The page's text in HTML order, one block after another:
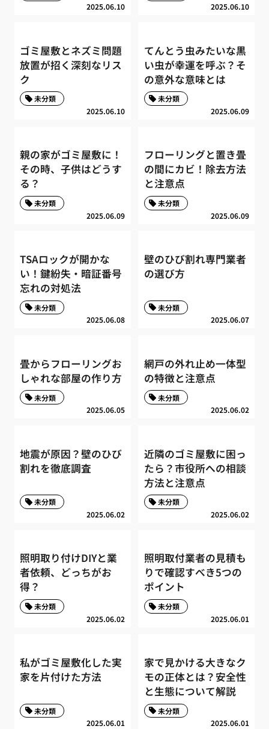
2025.06.10 2025.06.10
ゴミ屋敷とネズミ問題
放置が招く深刻なリス
ク
2025.06.10
未分類
てんとう虫みたいな黒
い虫が幸運を呼ぶ？そ
の意外な意味とは
2025.06.09
未分類
親の家がゴミ屋敷に！
その時、子供はどうす
る？
2025.06.09
未分類
フローリングと置き畳
の間にカビ！除去方法
と注意点
2025.06.09
未分類
TSAロックが開かな
い！鍵紛失・暗証番号
忘れの対処法
2025.06.08
未分類
壁のひび割れ専門業者
の選び方
2025.06.07
未分類
畳からフローリングお
しゃれな部屋の作り方
2025.06.05
未分類
網戸の外れ止め一体型
の特徴と注意点
2025.06.02
未分類
地震が原因？壁のひび
割れを徹底調査
2025.06.02
未分類
近隣のゴミ屋敷に困っ
たら？市役所への相談
方法と注意点
2025.06.02
未分類
照明取り付けDIYと業
者依頼、どっちがお
得？
2025.06.02
未分類
照明取付業者の見積も
りで確認すべき5つの
ポイント
2025.06.01
未分類
私がゴミ屋敷化した実
家を片付けた方法
2025.06.01
未分類
家で見かける大きなク
モの正体とは？安全性
と生態について解説
2025.06.01
未分類